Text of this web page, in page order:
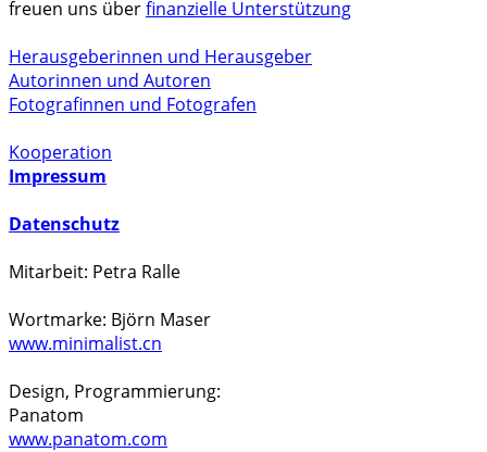
freuen uns überfinanzielle Unterstützung
Herausgeberinnen und Herausgeber
Autorinnen und Autoren
Fotografinnen und Fotografen
Kooperation
Impressum
Datenschutz
Mitarbeit: Petra Ralle
Wortmarke: Björn Maser
www.minimalist.cn
Design, Programmierung:
Panatom
www.panatom.com